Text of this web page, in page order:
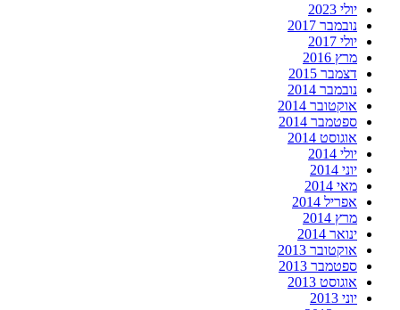
יולי 2023
נובמבר 2017
יולי 2017
מרץ 2016
דצמבר 2015
נובמבר 2014
אוקטובר 2014
ספטמבר 2014
אוגוסט 2014
יולי 2014
יוני 2014
מאי 2014
אפריל 2014
מרץ 2014
ינואר 2014
אוקטובר 2013
ספטמבר 2013
אוגוסט 2013
יוני 2013